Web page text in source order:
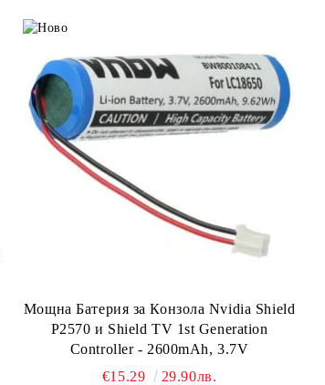
Мощна Батерия за Конзола Nvidia Shield
P2570 и Shield TV 1st Generation
Controller - 2600mAh, 3.7V
€15.29
29.90лв.